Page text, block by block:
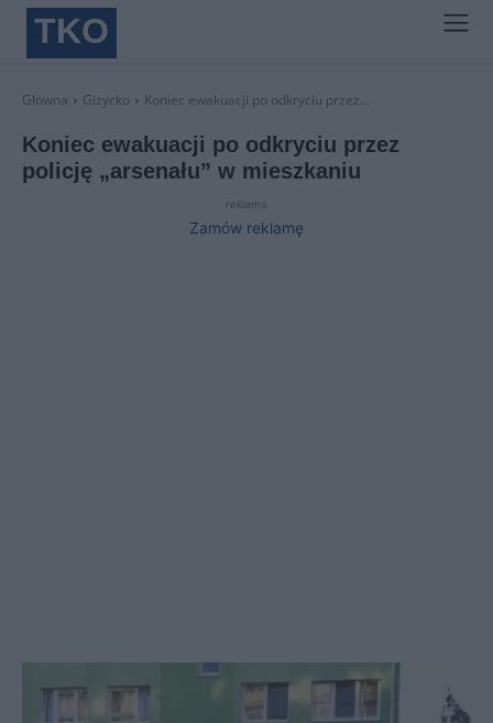
TKO
Główna Giżycko Koniec ewakuacji po odkryciu przez...
Koniec ewakuacji po odkryciu przez
policję „arsenału” w mieszkaniu
reklama
Zamów reklamę